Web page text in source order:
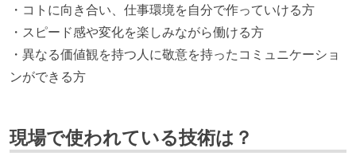
・コトに向き合い、仕事環境を自分で作っていける方
・スピード感や変化を楽しみながら働ける方
・異なる価値観を持つ人に敬意を持ったコミュニケーショ
ンができる方
現場で使われている技術は？